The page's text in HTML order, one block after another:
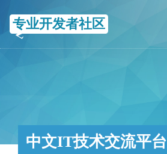
专业开发者社区
中文IT技术交流平台